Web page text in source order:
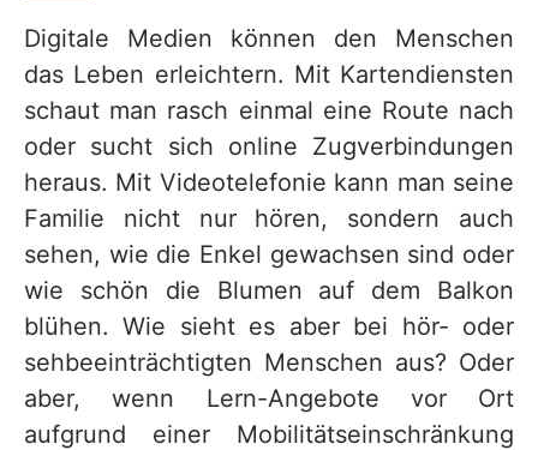
Digitale Medien können den Menschen
das Leben erleichtern. Mit Kartendiensten
schaut man rasch einmal eine Route nach
oder sucht sich online Zugverbindungen
heraus. Mit Videotelefonie kann man seine
Familie nicht nur hören, sondern auch
sehen, wie die Enkel gewachsen sind oder
wie schön die Blumen auf dem Balkon
blühen. Wie sieht es aber bei hör- oder
sehbeeinträchtigten Menschen aus? Oder
aber, wenn Lern-Angebote vor Ort
aufgrund einer Mobilitätseinschränkung